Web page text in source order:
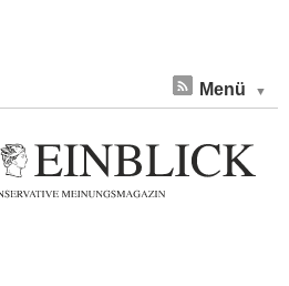
Menü